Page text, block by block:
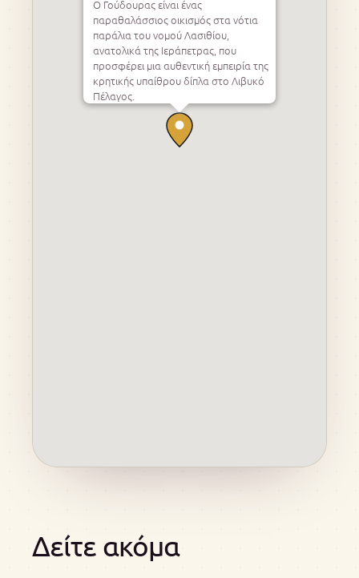
Ο Γούδουρας είναι ένας
παραθαλάσσιος οικισμός στα νότια
παράλια του νομού Λασιθίου,
ανατολικά της Ιεράπετρας, που
προσφέρει μια αυθεντική εμπειρία της
κρητικής υπαίθρου δίπλα στο Λιβυκό
Πέλαγος.
Δείτε ακόμα